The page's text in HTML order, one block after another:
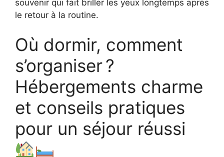
souvenir qui fait briller les yeux longtemps après
le retour à la routine.
Où dormir, comment
s’organiser ?
Hébergements charme
et conseils pratiques
pour un séjour réussi